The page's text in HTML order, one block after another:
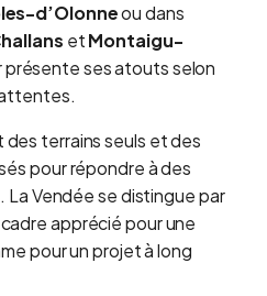
d’Olonneou dans
etMontaigu-
présente ses atouts selon
terrains seuls et des
pour répondre à des
Vendée se distingue par
apprécié pour une
pour un projet à long